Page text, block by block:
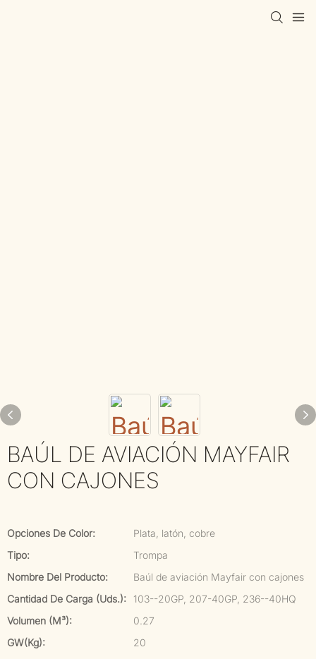
BAÚL DE AVIACIÓN MAYFAIR
CON CAJONES
Opciones De Color:
Plata, latón, cobre
Tipo:
Trompa
Nombre Del Producto:
Baúl de aviación Mayfair con cajones
Cantidad De Carga (uds.):
103--20GP, 207-40GP, 236--40HQ
Volumen (m³):
0.27
GW(kg):
20